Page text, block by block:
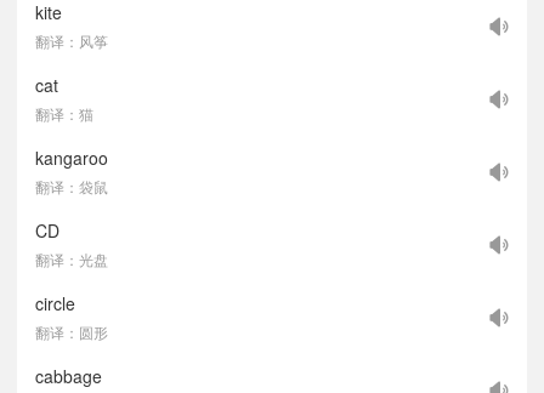
kite
翻译：风筝
cat
翻译：猫
kangaroo
翻译：袋鼠
CD
翻译：光盘
circle
翻译：圆形
cabbage